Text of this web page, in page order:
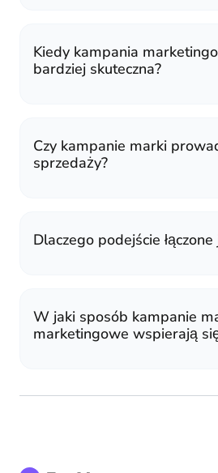
Kiedy kampania
bardziej skuteczna?
Czy kampanie marki
sprzedaży?
Dlaczego podejście
W jaki sposób kampanie
marketingowe wspierają